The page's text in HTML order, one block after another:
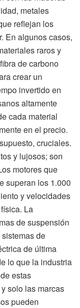
metales
reflejan los
En algunos casos,
raros y
de carbono
crear un
invertido en
altamente
cada material
en el precio.
cruciales.
y lujosos; son
motores que
superan los 1.000
y velocidades
La
de suspensión
de
de última
lo que la industria
estas
solo las marcas
pueden